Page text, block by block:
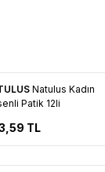
Ekle
Natulus Kadın
Patik 12li
TL